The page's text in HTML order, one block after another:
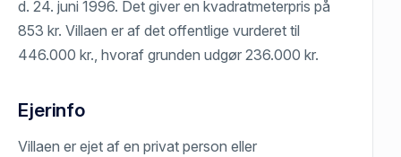
d. 24. juni 1996. Det giver en kvadratmeterpris på
853 kr. Villaen er af det offentlige vurderet til
446.000 kr., hvoraf grunden udgør 236.000 kr.
Ejerinfo
Villaen er ejet af en privat person eller